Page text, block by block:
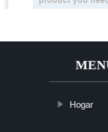
Hogar